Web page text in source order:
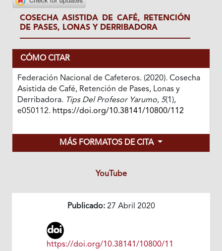
COSECHA ASISTIDA DE CAFÉ, RETENCIÓN
DE PASES, LONAS Y DERRIBADORA
CÓMO CITAR
Federación Nacional de Cafeteros. (2020). Cosecha
Asistida de Café, Retención de Pases, Lonas y
Derribadora. Tips Del Profesor Yarumo, 5(1),
e050112. https://doi.org/10.38141/10800/112
MÁS FORMATOS DE CITA
YouTube
Publicado:27 Abril 2020
https://doi.org/10.38141/10800/11